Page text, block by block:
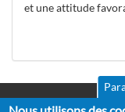
et une attitude